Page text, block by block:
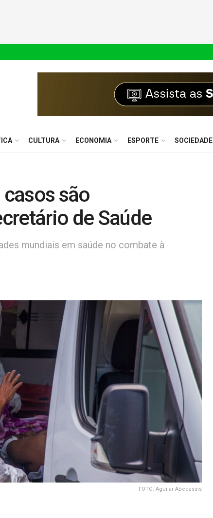
CULTURA ECONOMIA ESPORTE SOCIEDADE
são
de Saúde
mundiais em saúde no combate à
FOTO: Aguilar Abecassis